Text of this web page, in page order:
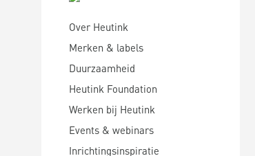
Over Heutink
Merken & labels
Duurzaamheid
Heutink Foundation
Werken bij Heutink
Events & webinars
Inrichtingsinspiratie